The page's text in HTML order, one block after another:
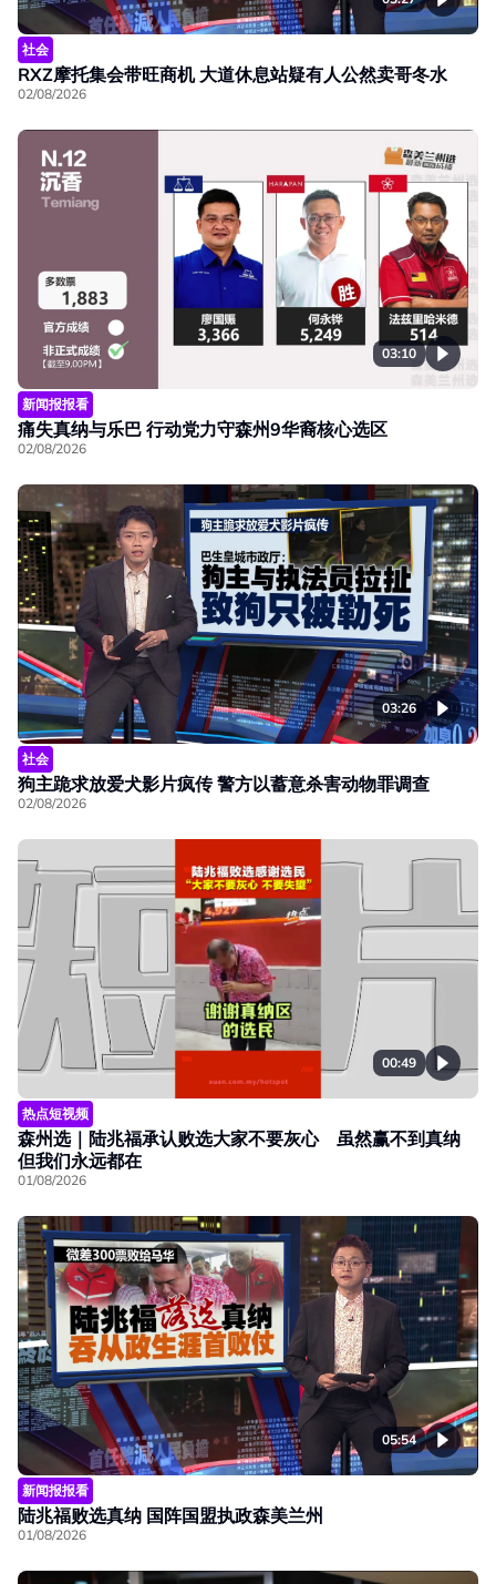
社会
RXZ摩托集会带旺商机 大道休息站疑有人公然卖哥冬水
02/08/2026
03:10
新闻报报看
痛失真纳与乐巴 行动党力守森州9华裔核心选区
02/08/2026
03:26
社会
狗主跪求放爱犬影片疯传 警方以蓄意杀害动物罪调查
02/08/2026
00:49
热点短视频
森州选｜陆兆福承认败选大家不要灰心 虽然赢不到真纳
但我们永远都在
01/08/2026
05:54
新闻报报看
陆兆福败选真纳 国阵国盟执政森美兰州
01/08/2026